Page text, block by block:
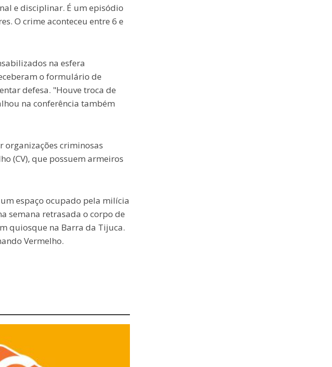
e disciplinar. É um episódio
O crime aconteceu entre 6 e
na esfera
o formulário de
defesa. "Houve troca de
na conferência também
organizações criminosas
(CV), que possuem armeiros
espaço ocupado pela milícia
semana retrasada o corpo de
quiosque na Barra da Tijuca.
Vermelho.